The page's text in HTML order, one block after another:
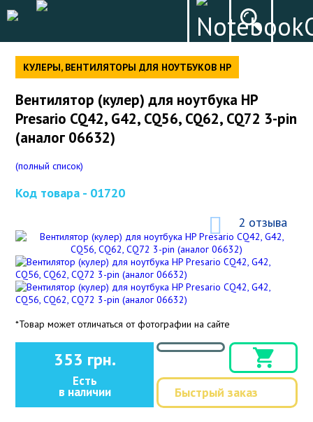
КУЛЕРЫ, ВЕНТИЛЯТОРЫ ДЛЯ НОУТБУКОВ HP
Вентилятор (кулер) для ноутбука HP
Presario CQ42, G42, CQ56, CQ62, CQ72 3-pin
(аналог 06632)
(полный список)
Код товара - 01720
2 отзыва
*Товар может отличаться от фотографии на сайте
353 грн.
Есть
в наличии Быстрый заказ